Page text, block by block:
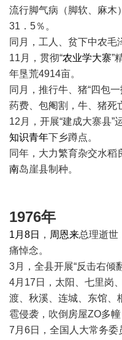
流行脚气病（脚软、麻木
31．5％。
同月，工人、贫下中农毛
11月，贯彻“农业学大寨”
年垦荒4914亩。
同月，推行牛、猪“四包
药费、包阉割，牛、猪死
12月，开展“建成大寨县”
知识青年下乡蹲点。
同年，大力繁育杂交水稻
南岛崖县制种。
1976年
1月8日 ， 周恩来总理逝世
痛悼念。
3月，全县开展“反击右倾
4月17日，太阳、七里岗
渡、秋溪、连城、东馆、
雹侵袭，吹倒房屋ZO多幢
7月6日，全国人大常务委